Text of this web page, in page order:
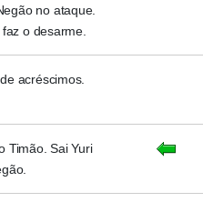
no ataque.
o desarme.
acréscimos.
Timão. Sai Yuri